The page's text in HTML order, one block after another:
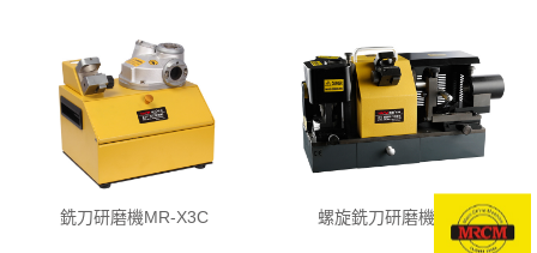
銑刀研磨機MR-X3C 螺旋銑刀研磨機MR-X6